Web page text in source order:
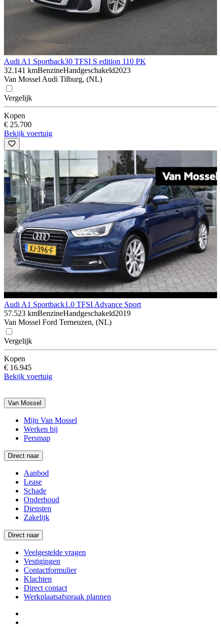
Audi A1 Sportback30 TFSI S edition 110 PK
32.141 kmBenzineHandgeschakeld2023
Van Mossel Audi Tilburg, (NL)
Vergelijk
Kopen
€ 25.700
Bekijk voertuig
Audi A1 Sportback1.0 TFSI Advance Sport
57.523 kmBenzineHandgeschakeld2019
Van Mossel Ford Terneuzen, (NL)
Vergelijk
Kopen
€ 16.945
Bekijk voertuig
Van Mossel
Mijn Van Mossel
Werken bij
Persmap
Direct naar
Aanbod
Lease
Schade
Onderhoud
Diensten
Zakelijk
Direct naar
Veelgestelde vragen
Vestigingen
Contactformulier
Klachten
Direct contact
Werkplaatsafspraak plannen